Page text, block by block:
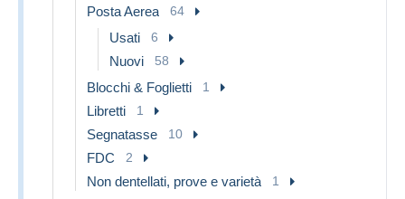
Posta Aerea 64
Usati 6
Nuovi 58
Blocchi & Foglietti 1
Libretti 1
Segnatasse 10
FDC 2
Non dentellati, prove e varietà 1